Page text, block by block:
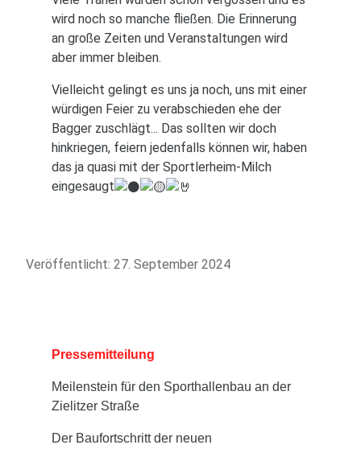
wird noch so manche fließen. Die Erinnerung
an große Zeiten und Veranstaltungen wird
aber immer bleiben.
Vielleicht gelingt es uns ja noch, uns mit einer
würdigen Feier zu verabschieden ehe der
Bagger zuschlägt... Das sollten wir doch
hinkriegen, feiern jedenfalls können wir, haben
das ja quasi mit der Sportlerheim-Milch
eingesaugt
Veröffentlicht: 27. September 2024
Pressemitteilung
Meilenstein für den Sporthallenbau an der
Zielitzer Straße
Der Baufortschritt der neuen